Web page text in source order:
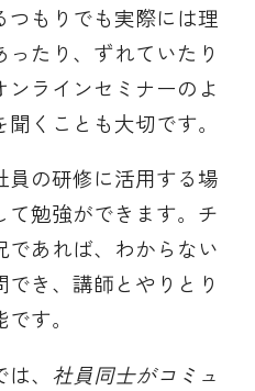
もりでも実際には理
たり、ずれていたり
ラインセミナーのよ
くことも大切です。
の研修に活用する場
勉強ができます。チ
であれば、わからない
き、講師とやりとり
す。
、 社員同士がコミュ